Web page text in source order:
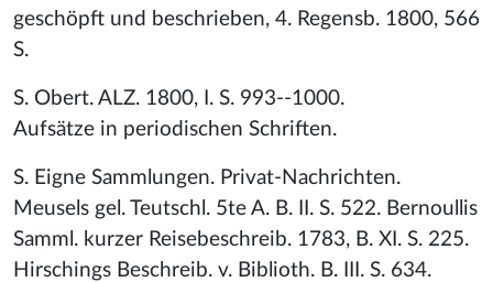
geschöpft und beschrieben, 4. Regensb. 1800, 566
S.
S. Obert. ALZ. 1800, I. S. 993--1000.
Aufsätze in periodischen Schriften.
S. Eigne Sammlungen. Privat-Nachrichten.
Meusels gel. Teutschl. 5te A. B. II. S. 522. Bernoullis
Samml. kurzer Reisebeschreib. 1783, B. XI. S. 225.
Hirschings Beschreib. v. Biblioth. B. III. S. 634.